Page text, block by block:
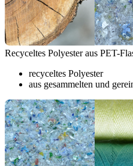
Recyceltes Polyester aus PET-
recyceltes Polyester
aus gesammelten und